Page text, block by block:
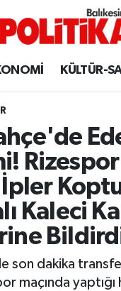
KÜLTÜR-
Rizespor
İpler
Kaleci
son dakika
maçında
Durumu
Vakitleri
Yoğunluk
Durumu ve
Haberleri